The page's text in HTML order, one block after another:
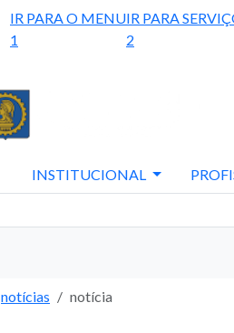
IR PARA O MENU
1
IR PARA
2
INSTITUCIONAL
notícias notícia